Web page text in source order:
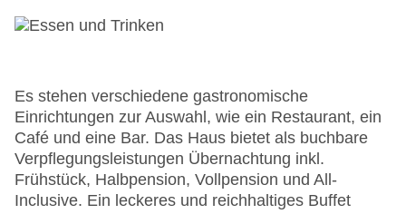
Anzahl der Aufzüge: 1
Sonnenterrasse
Gesamtanzahl der Stockwerke: 7
Gesamtanzahl der Zimmer: 130
Pools:Kinderbecken, Indoor Pool: ohne Gebühr,
Outdoor Pool, Sonnenschirme am Pool, Liegen
am Pool, Wasserrutsche
Es stehen verschiedene gastronomische
Einrichtungen zur Auswahl, wie ein Restaurant, ein
Café und eine Bar. Das Haus bietet als buchbare
Verpflegungsleistungen Übernachtung inkl.
Frühstück, Halbpension, Vollpension und All-
Inclusive. Ein leckeres und reichhaltiges Buffet